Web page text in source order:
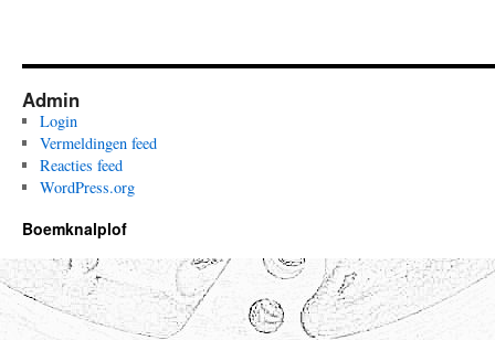
Admin
Login
Vermeldingen feed
Reacties feed
WordPress.org
Boemknalplof